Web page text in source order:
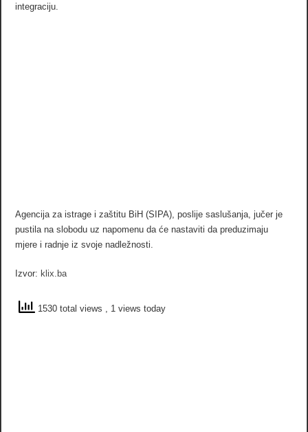
integraciju.
Agencija za istrage i zaštitu BiH (SIPA), poslije saslušanja, jučer je
pustila na slobodu uz napomenu da će nastaviti da preduzimaju
mjere i radnje iz svoje nadležnosti.
Izvor: klix.ba
1530 total views , 1 views today